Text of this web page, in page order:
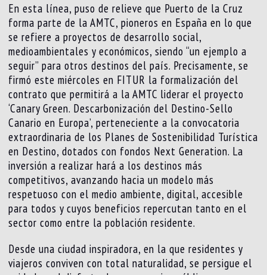
En esta línea, puso de relieve que Puerto de la Cruz
forma parte de la AMTC, pioneros en España en lo que
se refiere a proyectos de desarrollo social,
medioambientales y económicos, siendo “un ejemplo a
seguir” para otros destinos del país. Precisamente, se
firmó este miércoles en FITUR la formalización del
contrato que permitirá a la AMTC liderar el proyecto
‘Canary Green. Descarbonización del Destino-Sello
Canario en Europa’, perteneciente a la convocatoria
extraordinaria de los Planes de Sostenibilidad Turística
en Destino, dotados con fondos Next Generation. La
inversión a realizar hará a los destinos más
competitivos, avanzando hacia un modelo más
respetuoso con el medio ambiente, digital, accesible
para todos y cuyos beneficios repercutan tanto en el
sector como entre la población residente.
Desde una ciudad inspiradora, en la que residentes y
viajeros conviven con total naturalidad, se persigue el